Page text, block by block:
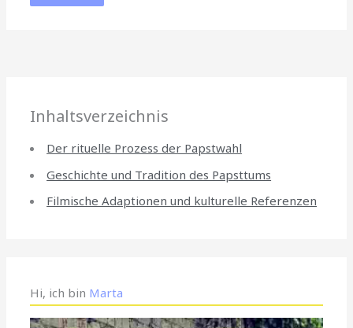
Inhaltsverzeichnis
Der rituelle Prozess der Papstwahl
Geschichte und Tradition des Papsttums
Filmische Adaptionen und kulturelle Referenzen
Hi, ich bin Marta